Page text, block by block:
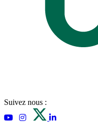
Suivez nous :